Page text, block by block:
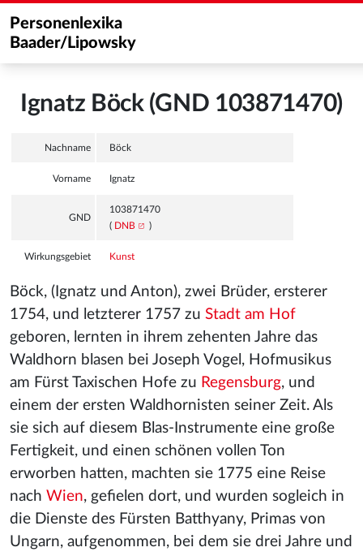
Personenlexika
Baader/Lipowsky
Ignatz Böck (GND 103871470)
Nachname Böck
Vorname Ignatz
GND
103871470
( DNB )
Wirkungsgebiet Kunst
Böck, (Ignatz und Anton), zwei Brüder, ersterer
1754, und letzterer 1757 zu Stadt am Hof
geboren, lernten in ihrem zehenten Jahre das
Waldhorn blasen bei Joseph Vogel, Hofmusikus
am Fürst Taxischen Hofe zu Regensburg, und
einem der ersten Waldhornisten seiner Zeit. Als
sie sich auf diesem Blas-Instrumente eine große
Fertigkeit, und einen schönen vollen Ton
erworben hatten, machten sie 1775 eine Reise
nach Wien, gefielen dort, und wurden sogleich in
die Dienste des Fürsten Batthyany, Primas von
Ungarn, aufgenommen, bei dem sie drei Jahre und